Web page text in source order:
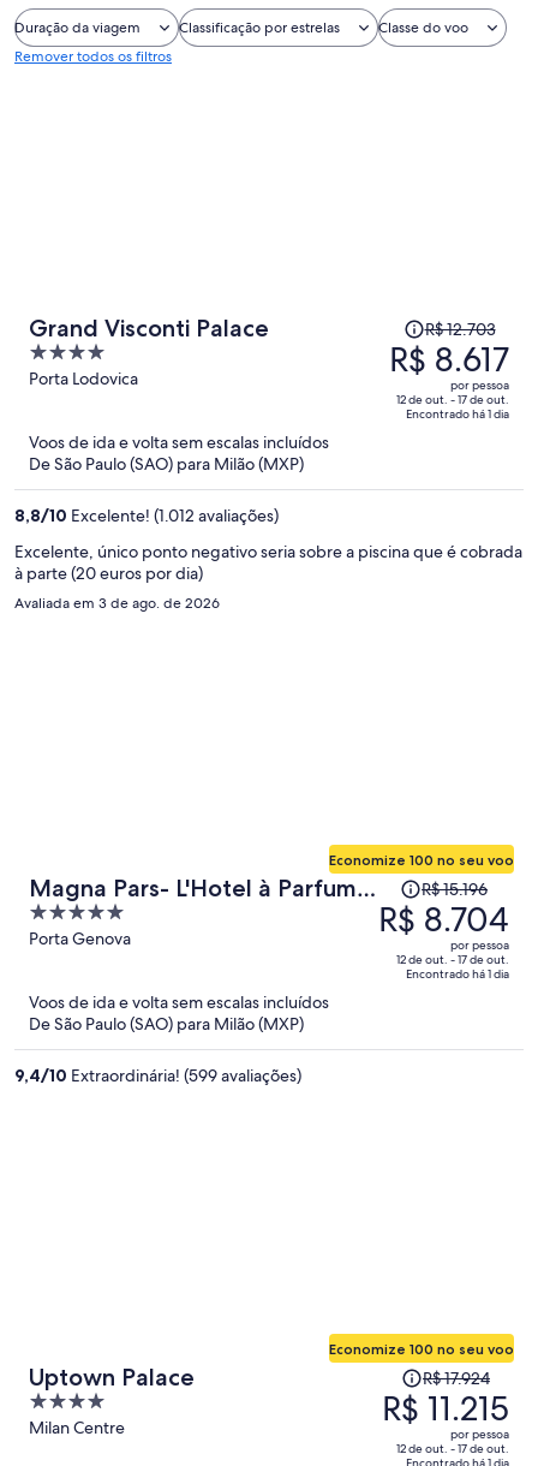
Duração da viagem Classificação por estrelas
Classe do voo
Remover todos os filtros
Grand Visconti Palace
4
out
Porta Lodovica
preço
era
R$ 12.703
pessoa
R$ 12.703
R$ 8.617
por pessoa
12 de out. - 17 de out.
Encontrado há 1 dia
Voos de ida e volta sem escalas incluídos
De São Paulo (SAO) para Milão (MXP)
8,8/10 Excelente! (1.012 avaliações)
Excelente, único ponto negativo seria sobre a piscina que é cobrada
à parte (20 euros por dia)
Avaliada em 3 de ago. de 2026
Magna Pars- L'Hotel à Parfum
Small Luxury Hotels of the
World
5
out
5
Porta Genova
Economize 100 no seu voo
preço
era
R$ 15.196
R$ 15.196
R$ 8.704
por pessoa
12 de out. - 17 de out.
Encontrado há 1 dia
Voos de ida e volta sem escalas incluídos
De São Paulo (SAO) para Milão (MXP)
9,4/10 Extraordinária! (599 avaliações)
Uptown Palace
4
out
Milan Centre
Economize 100 no seu voo
preço
era
R$ 17.924
R$ 17.924
R$ 11.215
por pessoa
12 de out. - 17 de out.